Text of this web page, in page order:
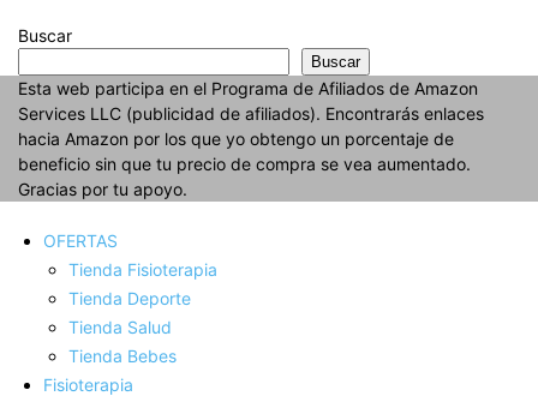
Buscar
Buscar
Esta web participa en el Programa de Afiliados de Amazon
Services LLC (publicidad de afiliados). Encontrarás enlaces
hacia Amazon por los que yo obtengo un porcentaje de
beneficio sin que tu precio de compra se vea aumentado.
Gracias por tu apoyo.
OFERTAS
Tienda Fisioterapia
Tienda Deporte
Tienda Salud
Tienda Bebes
Fisioterapia